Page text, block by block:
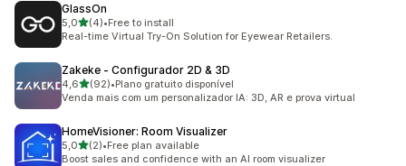
GlassOn
5,0de 5 estrelas
(4)
4 total de avaliações
•Free to install
Real-time Virtual Try-On Solution for Eyewear Retailers.
Zakeke ‑ Configurador 2D & 3D
4,6de 5 estrelas
(92)
92 total de avaliações
•Plano gratuito disponível
Venda mais com um personalizador IA: 3D, AR e prova virtual
HomeVisioner: Room Visualizer
5,0de 5 estrelas
(2)
2 total de avaliações
•Free plan available
Boost sales and confidence with an AI room visualizer